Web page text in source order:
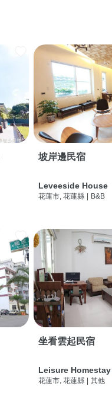
坡岸邊民宿
Leveeside House
花蓮市, 花蓮縣 | B&B
坐看雲起民宿
Leisure Homestay
花蓮市, 花蓮縣 其他